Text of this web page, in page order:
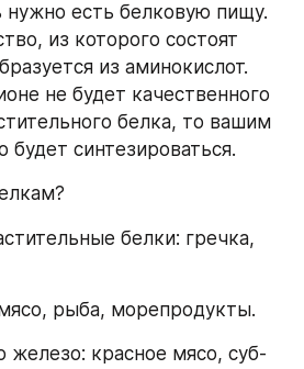
нужно есть белковую пищу.
из которого состоят
из аминокислот.
не будет качественного
белка, то вашим
будет синтезироваться.
белки: гречка,
рыба, морепродукты.
железо: красное мясо, суб-